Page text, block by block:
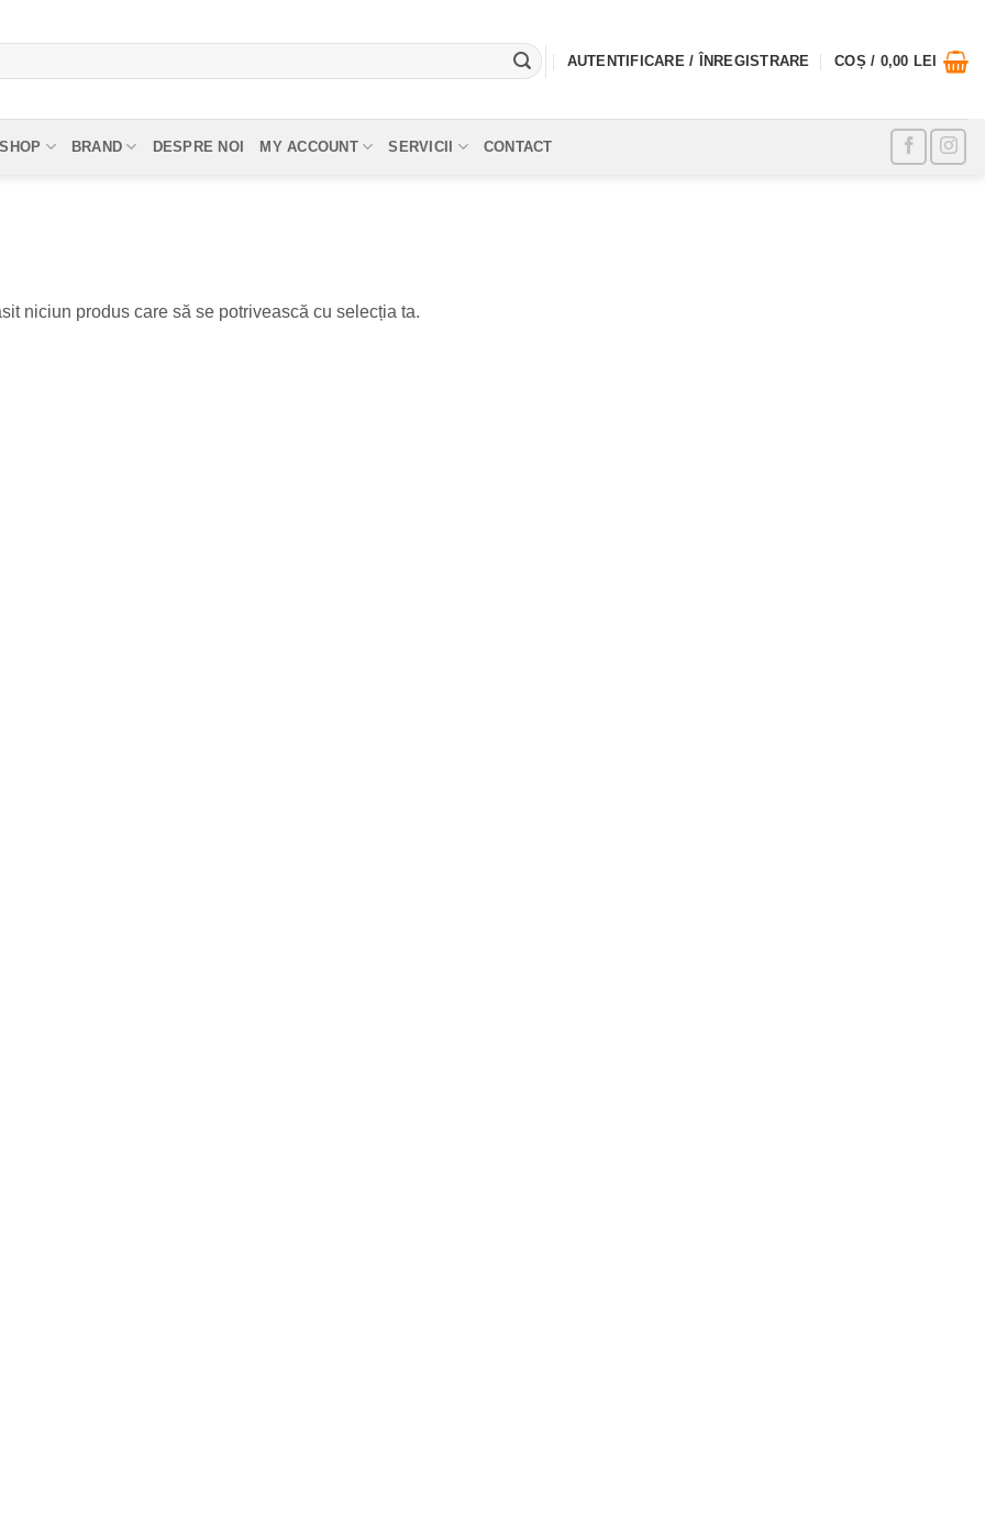
AUTENTIFICARE / ÎNREGISTRARE COȘ / 0,00 LEI
SHOP BRAND DESPRE NOI MY ACCOUNT SERVICII CONTACT
niciun produs care să se potrivească cu selecția ta.